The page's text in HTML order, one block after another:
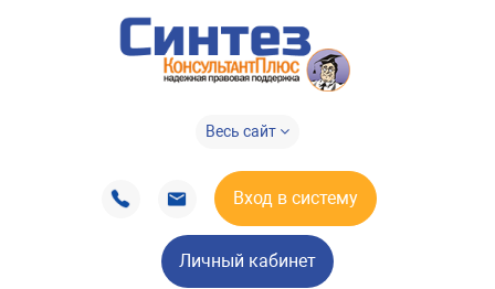
Весь сайт
Вход в систему
Личный кабинет